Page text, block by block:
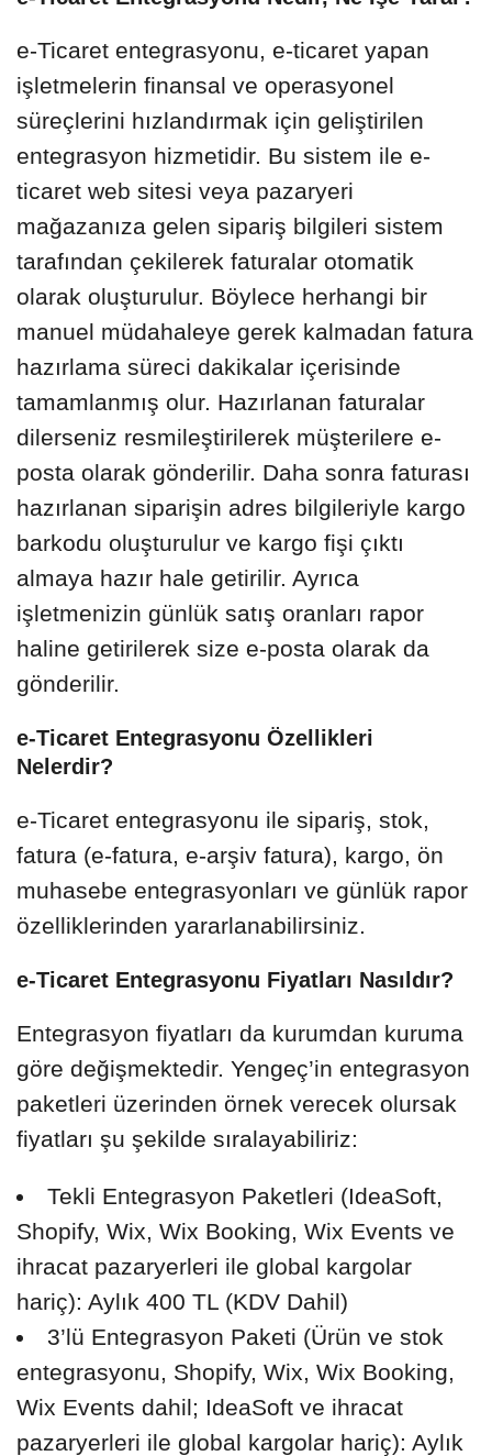
e-Ticaret entegrasyonu, e-ticaret yapan
işletmelerin finansal ve operasyonel
süreçlerini hızlandırmak için geliştirilen
entegrasyon hizmetidir. Bu sistem ile e-
ticaret web sitesi veya pazaryeri
mağazanıza gelen sipariş bilgileri sistem
tarafından çekilerek faturalar otomatik
olarak oluşturulur. Böylece herhangi bir
manuel müdahaleye gerek kalmadan fatura
hazırlama süreci dakikalar içerisinde
tamamlanmış olur. Hazırlanan faturalar
dilerseniz resmileştirilerek müşterilere e-
posta olarak gönderilir. Daha sonra faturası
hazırlanan siparişin adres bilgileriyle kargo
barkodu oluşturulur ve kargo fişi çıktı
almaya hazır hale getirilir. Ayrıca
işletmenizin günlük satış oranları rapor
haline getirilerek size e-posta olarak da
gönderilir.
e-Ticaret Entegrasyonu Özellikleri
Nelerdir?
e-Ticaret entegrasyonu ile sipariş, stok,
fatura (e-fatura, e-arşiv fatura), kargo, ön
muhasebe entegrasyonları ve günlük rapor
özelliklerinden yararlanabilirsiniz.
e-Ticaret Entegrasyonu Fiyatları Nasıldır?
Entegrasyon fiyatları da kurumdan kuruma
göre değişmektedir. Yengeç’in entegrasyon
paketleri üzerinden örnek verecek olursak
fiyatları şu şekilde sıralayabiliriz:
Tekli Entegrasyon Paketleri (IdeaSoft,
Shopify, Wix, Wix Booking, Wix Events ve
ihracat pazaryerleri ile global kargolar
hariç): Aylık 400 TL (KDV Dahil)
3’lü Entegrasyon Paketi (Ürün ve stok
entegrasyonu, Shopify, Wix, Wix Booking,
Wix Events dahil; IdeaSoft ve ihracat
pazaryerleri ile global kargolar hariç): Aylık